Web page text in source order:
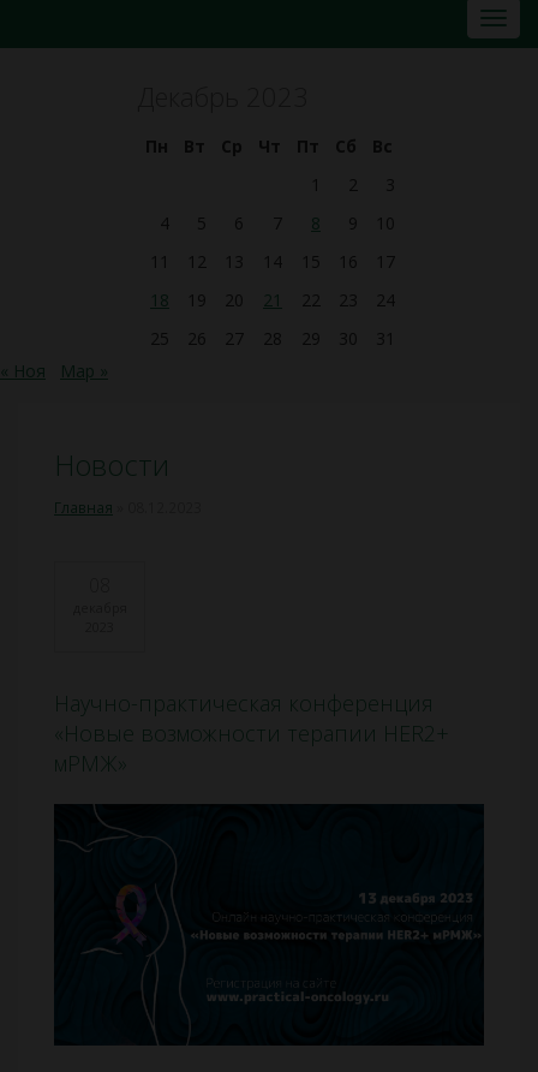
Пн Вт Ср Чт Пт Сб
Вс
1
2
3
4
5 6 7 8 9
10
11
12 13 14 15 16
17
18
19 20 21 22 23
24
25
26 27 28 29 30
31
« Ноя
Мар »
Новости
Главная
Научно-практическая конференция
«Новые возможности терапии HER2+
мРМЖ»